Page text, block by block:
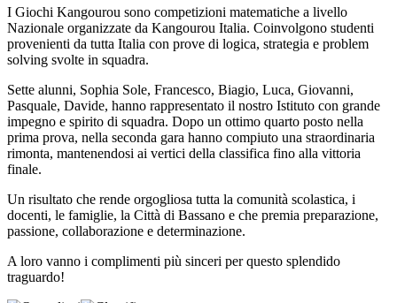
I Giochi Kangourou sono competizioni matematiche a livello
Nazionale organizzate da Kangourou Italia. Coinvolgono studenti
provenienti da tutta Italia con prove di logica, strategia e problem
solving svolte in squadra.
Sette alunni, Sophia Sole, Francesco, Biagio, Luca, Giovanni,
Pasquale, Davide, hanno rappresentato il nostro Istituto con grande
impegno e spirito di squadra. Dopo un ottimo quarto posto nella
prima prova, nella seconda gara hanno compiuto una straordinaria
rimonta, mantenendosi ai vertici della classifica fino alla vittoria
finale.
Un risultato che rende orgogliosa tutta la comunità scolastica, i
docenti, le famiglie, la Città di Bassano e che premia preparazione,
passione, collaborazione e determinazione.
A loro vanno i complimenti più sinceri per questo splendido
traguardo!